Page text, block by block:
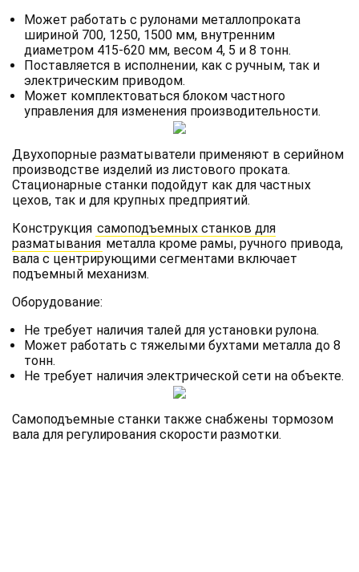
Может работать с рулонами металлопроката
шириной 700, 1250, 1500 мм, внутренним
диаметром 415-620 мм, весом 4, 5 и 8 тонн.
Поставляется в исполнении, как с ручным, так и
электрическим приводом.
Может комплектоваться блоком частного
управления для изменения производительности.
Двухопорные разматыватели применяют в серийном
производстве изделий из листового проката.
Стационарные станки подойдут как для частных
цехов, так и для крупных предприятий.
Конструкция самоподъемных станков для
разматывания металла кроме рамы, ручного привода,
вала с центрирующими сегментами включает
подъемный механизм.
Оборудование:
Не требует наличия талей для установки рулона.
Может работать с тяжелыми бухтами металла до 8
тонн.
Не требует наличия электрической сети на объекте.
Самоподъемные станки также снабжены тормозом
вала для регулирования скорости размотки.